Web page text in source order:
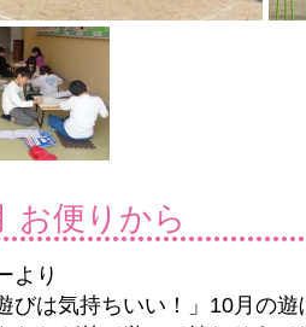
お便りから
より
びは気持ちいい！」10月の